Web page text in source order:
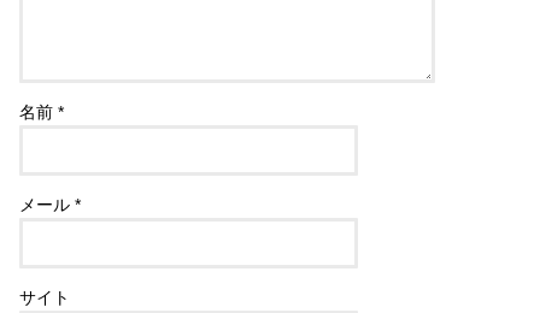
名前*
メール*
サイト